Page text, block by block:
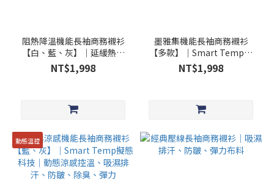
阻熱降溫機能長袖商務襯衫
【白、藍、灰】│延緩熱傳
導、防皺、吸濕排汗、除臭
抑菌、彈力
NT$1,998
墨雅集機能長袖商務襯衫
【多款】│Smart Temp擬
態科技│動態涼感溫控、吸
濕排汗、防皺、彈力
NT$1,998
動態溫控